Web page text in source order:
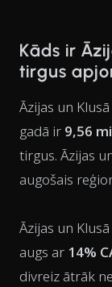
Kāds ir
tirgus
Āzijas un
gadā ir 9,56
tirgus. Āzijas
augošais
Āzijas un
augs ar 14%
divreiz ātrāk